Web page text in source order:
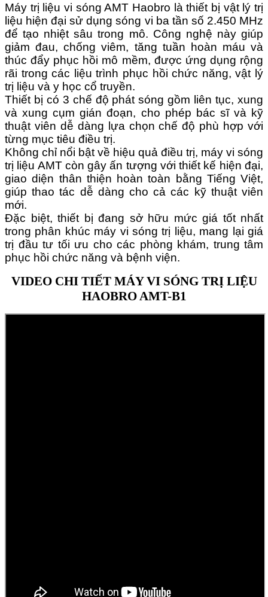
Máy trị liệu vi sóng AMT Haobro là thiết bị vật lý trị
liệu hiện đại sử dụng sóng vi ba tần số 2.450 MHz
để tạo nhiệt sâu trong mô. Công nghệ này giúp
giảm đau, chống viêm, tăng tuần hoàn máu và
thúc đẩy phục hồi mô mềm, được ứng dụng rộng
rãi trong các liệu trình phục hồi chức năng, vật lý
trị liệu và y học cổ truyền.
Thiết bị có 3 chế độ phát sóng gồm liên tục, xung
và xung cụm gián đoạn, cho phép bác sĩ và kỹ
thuật viên dễ dàng lựa chọn chế độ phù hợp với
từng mục tiêu điều trị.
Không chỉ nổi bật về hiệu quả điều trị, máy vi sóng
trị liệu AMT còn gây ấn tượng với thiết kế hiện đại,
giao diện thân thiện hoàn toàn bằng Tiếng Việt,
giúp thao tác dễ dàng cho cả các kỹ thuật viên
mới.
Đặc biệt, thiết bị đang sở hữu mức giá tốt nhất
trong phân khúc máy vi sóng trị liệu, mang lại giá
trị đầu tư tối ưu cho các phòng khám, trung tâm
phục hồi chức năng và bệnh viện.
VIDEO CHI TIẾT MÁY VI SÓNG TRỊ LIỆU
HAOBRO AMT-B1